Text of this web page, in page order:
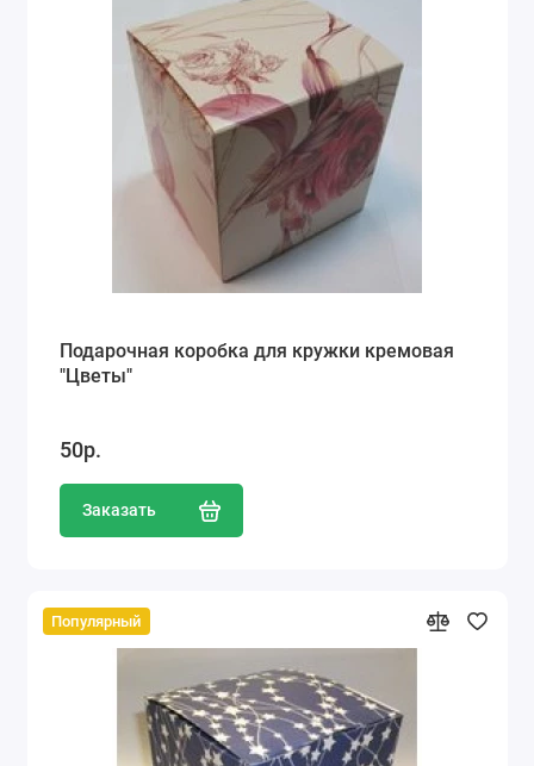
Подарочная коробка для кружки кремовая
"Цветы"
50р.
Заказать
Популярный